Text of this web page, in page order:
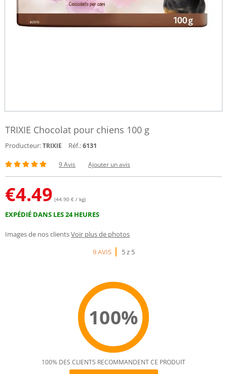
TRIXIE Chocolat pour chiens 100 g
Producteur:TRIXIE Réf.:6131
9 Avis Ajouter un avis
€4.49 (44.90 € / kg)
EXPÉDIÉ DANS LES 24 HEURES
Images de nos clientsVoir plus de photos
9 AVIS
5 z 5
100%
100% DES CLIENTS RECOMMANDENT CE PRODUIT